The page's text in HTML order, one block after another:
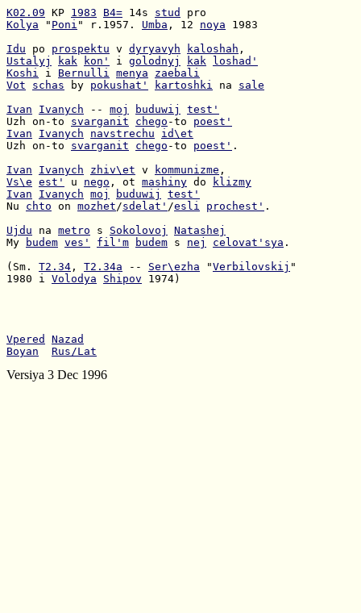
K02.09 KP 1983 B4= 14s stud
Kolya " Poni " r.1957. Umba , 12 noya 1983
Idu po prospektu v dyryavyh kaloshah
Ustalyj
kak kon' i golodnyj kak
loshad'
Koshi i Bernulli menya
zaebali
Vot
schas by pokushat' kartoshki na sale
Ivan
Ivanych -- moj buduwij
test'
Uzh on-to svarganit chego -to poest'
Ivan
Ivanych navstrechu
id\et
Uzh on-to svarganit chego -to poest' .
Ivan
Ivanych zhiv\et v kommunizme
Vs\e est' u nego , ot mashiny do
klizmy
Ivan
Ivanych moj buduwij
test'
Nu chto on mozhet/sdelat' /esli prochest' .
Ujdu na metro s Sokolovoj
Natashej
My
budem ves' fil'm budem s nej celovat'sya .
(Sm. T2.34 , T2.34a -- Ser\ezha "Verbilovskij
1980 i Volodya Shipov 1974)
Vpered
Nazad
Boyan
Rus/Lat
Versiya 3 Dec 1996